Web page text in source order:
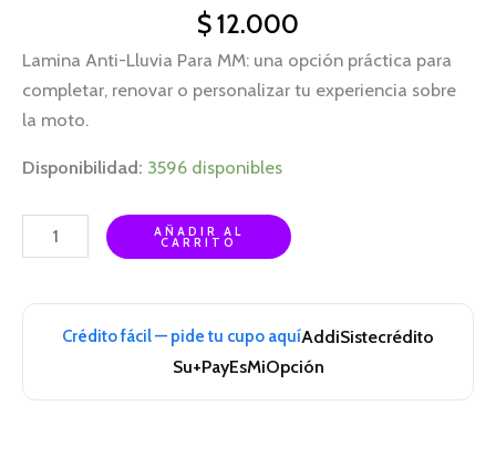
$12.000
Lamina Anti-Lluvia Para MM: una opción práctica para
completar, renovar o personalizar tu experiencia sobre
la moto.
Disponibilidad: 3596 disponibles
AÑADIR AL
CARRITO
Crédito fácil — pide tu cupo aquíAddiSistecrédito
Su+PayEsMiOpción